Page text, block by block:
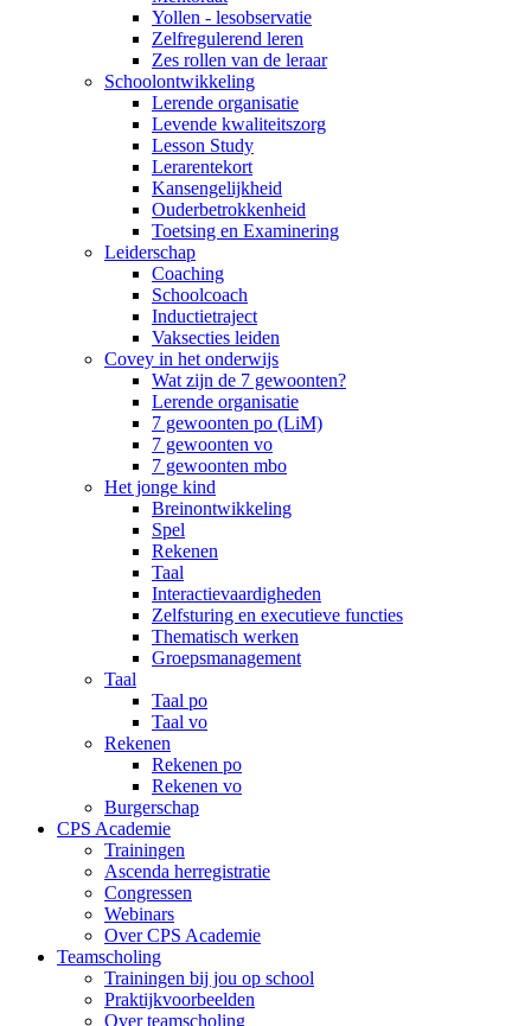
Yollen - lesobservatie
Zelfregulerend leren
Zes rollen van de leraar
Schoolontwikkeling
Lerende organisatie
Levende kwaliteitszorg
Lesson Study
Lerarentekort
Kansengelijkheid
Ouderbetrokkenheid
Toetsing en Examinering
Leiderschap
Coaching
Schoolcoach
Inductietraject
Vaksecties leiden
Covey in het onderwijs
Wat zijn de 7 gewoonten?
Lerende organisatie
7 gewoonten po (LiM)
7 gewoonten vo
7 gewoonten mbo
Het jonge kind
Breinontwikkeling
Spel
Rekenen
Taal
Interactievaardigheden
Zelfsturing en executieve functies
Thematisch werken
Groepsmanagement
Taal
Taal po
Taal vo
Rekenen
Rekenen po
Rekenen vo
Burgerschap
CPS Academie
Trainingen
Ascenda herregistratie
Congressen
Webinars
Over CPS Academie
Teamscholing
Trainingen bij jou op school
Praktijkvoorbeelden
Over teamscholing